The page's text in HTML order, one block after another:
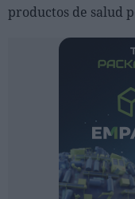
Revista
productos de salud